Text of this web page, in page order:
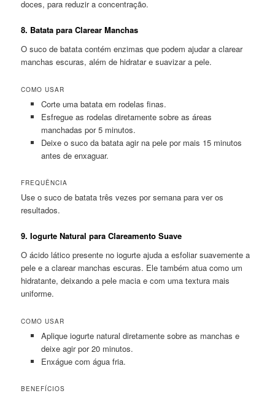
doces, para reduzir a concentração.
8. Batata para Clarear Manchas
O suco de batata contém enzimas que podem ajudar a clarear
manchas escuras, além de hidratar e suavizar a pele.
COMO USAR
Corte uma batata em rodelas finas.
Esfregue as rodelas diretamente sobre as áreas
manchadas por 5 minutos.
Deixe o suco da batata agir na pele por mais 15 minutos
antes de enxaguar.
FREQUÊNCIA
Use o suco de batata três vezes por semana para ver os
resultados.
9.Iogurte Natural para Clareamento Suave
O ácido lático presente no iogurte ajuda a esfoliar suavemente a
pele e a clarear manchas escuras. Ele também atua como um
hidratante, deixando a pele macia e com uma textura mais
uniforme.
COMO USAR
Aplique iogurte natural diretamente sobre as manchas e
deixe agir por 20 minutos.
Enxágue com água fria.
BENEFÍCIOS